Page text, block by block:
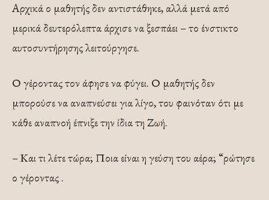
Αρχικά ο μαθητής δεν αντιστάθηκε, αλλά μετά από
μερικά δευτερόλεπτα άρχισε να ξεσπάει – το ένστικτο
αυτοσυντήρησης λειτούργησε.
Ο γέροντας τον άφησε να φύγει. Ο μαθητής δεν
μπορούσε να αναπνεύσει για λίγο, του φαινόταν ότι με
κάθε αναπνοή έπνιξε την ίδια τη Ζωή.
– Και τι λέτε τώρα; Ποια είναι η γεύση του αέρα; “ρώτησε
ο γέροντας .